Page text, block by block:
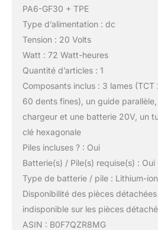
PA6-GF30 + TPE
Type d’alimentation : dc
Tension : 20 Volts
Watt : 72 Watt-heures
Quantité d’articles : 1
Composants inclus : 3 lames (TCT
60 dents fines), un guide
chargeur et une batterie 20V, un
clé hexagonale
Piles incluses ? : Oui
Batterie(s) / Pile(s) requise(s) : Oui
Type de batterie / pile : Lithium-ion
Disponibilité des pièces
indisponible sur les pièces
ASIN : B0F7QZR8MG